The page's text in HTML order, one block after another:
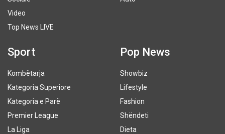
Video
Top News LIVE
Sport
Kombëtarja
Kategoria Superiore
Kategoria e Parë
Premier League
La Liga
Pop News
Showbiz
Lifestyle
Fashion
Shëndeti
Dieta